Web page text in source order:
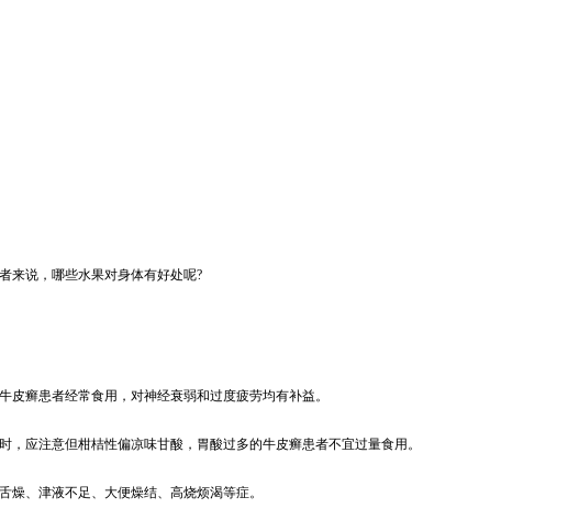
来说，哪些水果对身体有好处呢?
癣患者经常食用，对神经衰弱和过度疲劳均有补益。
应注意但柑桔性偏凉味甘酸，胃酸过多的牛皮癣患者不宜过量食用。
、津液不足、大便燥结、高烧烦渴等症。